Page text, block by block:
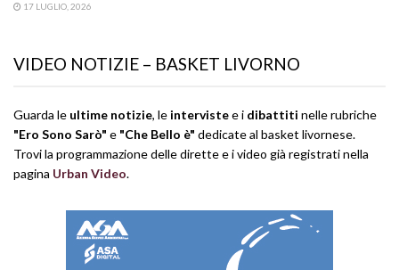
17 LUGLIO, 2026
VIDEO NOTIZIE – BASKET LIVORNO
Guarda le ultime notizie, le intervistee i dibattiti nelle rubriche
"Ero Sono Sarò" e "Che Bello è" dedicate al basket livornese.
Trovi la programmazione delle dirette e i video già registrati nella
pagina Urban Video.